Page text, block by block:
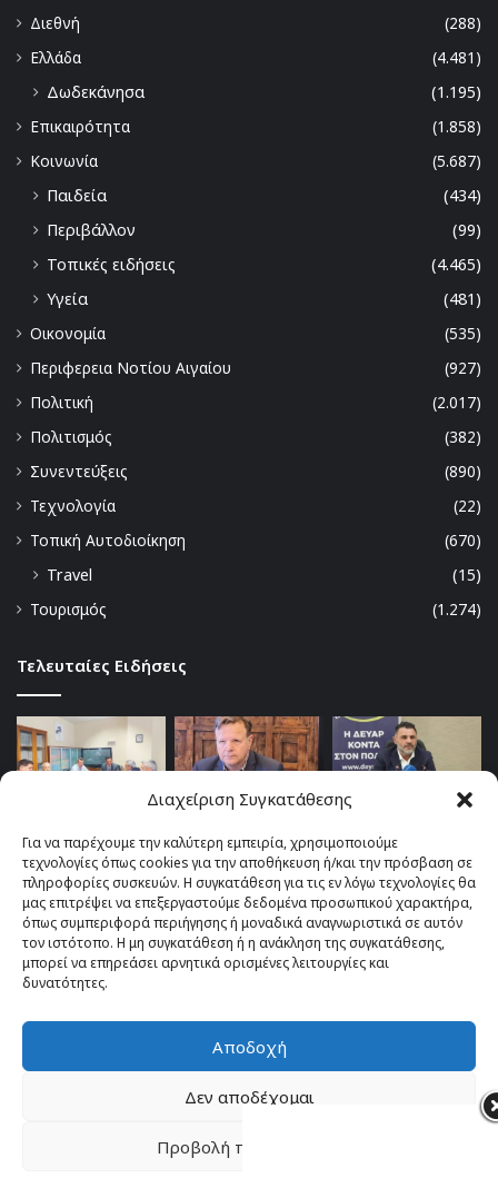
Διαχείριση Συγκατάθεσης
Για να παρέχουμε την καλύτερη εμπειρία, χρησιμοποιούμε
τεχνολογίες όπως cookies για την αποθήκευση ή/και την πρόσβαση σε
πληροφορίες συσκευών. Η συγκατάθεση για τις εν λόγω τεχνολογίες θα
μας επιτρέψει να επεξεργαστούμε δεδομένα προσωπικού χαρακτήρα,
όπως συμπεριφορά περιήγησης ή μοναδικά αναγνωριστικά σε αυτόν
τον ιστότοπο. Η μη συγκατάθεση ή η ανάκληση της συγκατάθεσης,
μπορεί να επηρεάσει αρνητικά ορισμένες λειτουργίες και
δυνατότητες.
Αποδοχή
Δεν αποδέχομαι
Προβολή προτιμήσεων
Διεθνή
(288)
Ελλάδα
(4.481)
Δωδεκάνησα
(1.195)
Επικαιρότητα
(1.858)
Κοινωνία
(5.687)
Παιδεία
(434)
Περιβάλλον
(99)
Τοπικές ειδήσεις
(4.465)
Υγεία
(481)
Οικονομία
(535)
Περιφερεια Νοτίου Αιγαίου
(927)
Πολιτική
(2.017)
Πολιτισμός
(382)
Συνεντεύξεις
(890)
Τεχνολογία
(22)
Τοπική Αυτοδιοίκηση
(670)
Travel
(15)
Τουρισμός
(1.274)
Τελευταίες Ειδήσεις
© Copyright 2026, All Rights Reserved |TOP fm 102.4